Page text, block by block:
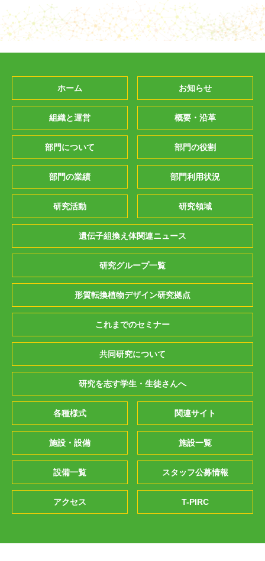
ホーム お知らせ
組織と運営 概要・沿革
部門について 部門の役割
部門の業績 部門利用状況
研究活動 研究領域
遺伝子組換え体関連ニュース
研究グループ一覧
形質転換植物デザイン研究拠点
これまでのセミナー
共同研究について
研究を志す学生・生徒さんへ
各種様式 関連サイト
施設・設備 施設一覧
設備一覧 スタッフ公募情報
アクセス T-PIRC